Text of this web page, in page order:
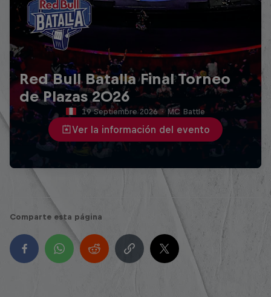
Red Bull Batalla Final Torneo
de Plazas 2026
Ver la información del evento
19 Septiembre 2026 · MC Battle
Comparte esta página